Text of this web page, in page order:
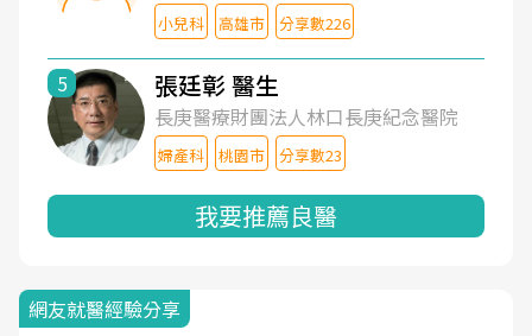
小兒科 高雄市 分享數226
5 張廷彰 醫生
長庚醫療財團法人林口長庚紀念醫院
婦產科 桃園市 分享數23
我要推薦良醫
網友就醫經驗分享